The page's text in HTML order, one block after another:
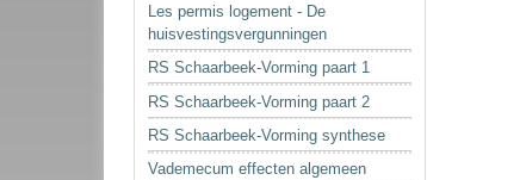
Les permis logement - De
huisvestingsvergunningen
RS Schaarbeek-Vorming paart 1
RS Schaarbeek-Vorming paart 2
RS Schaarbeek-Vorming synthese
Vademecum effecten algemeen